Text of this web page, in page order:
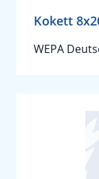
Kokett
WEPA